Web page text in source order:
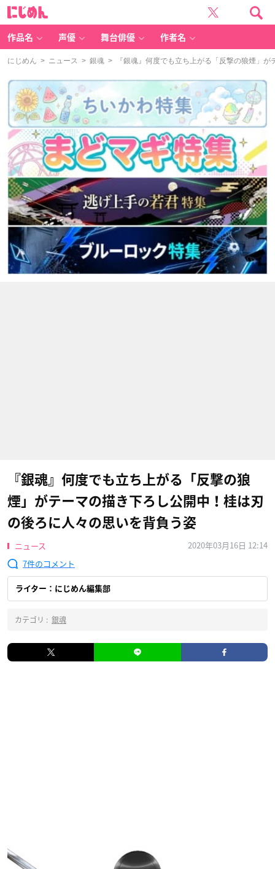
作品名 声優 舞台俳優 作者名
にじめん > ニュース > 銀魂 > 『銀魂』何度でも立ち上がる「反撃の狼煙」が
『銀魂』何度でも立ち上がる「反撃の狼
煙」がテーマの描き下ろし公開中！桂は刃
の後ろに人々の思いを背負う姿
ニュース
2020年03月16日 12:14
7
ライター：にじめん編集部
カテゴリ : 銀魂